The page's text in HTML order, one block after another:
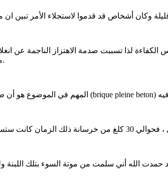
لذا تسببت صدمة الاهتزاز الناجمة عن
مسببا تحطم ما كان يثبته ذلك الحبل.
الله أني سلمت من موتة السوء بتلك اللبنة